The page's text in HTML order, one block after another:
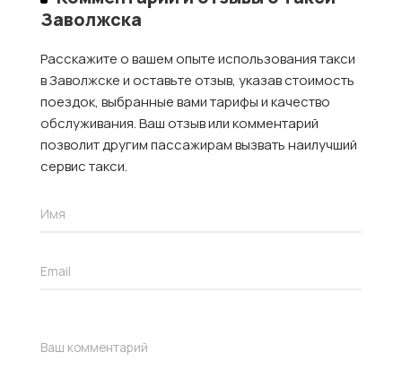
Заволжска
Расскажите о вашем опыте использования такси
в Заволжске и оставьте отзыв, указав стоимость
поездок, выбранные вами тарифы и качество
обслуживания. Ваш отзыв или комментарий
позволит другим пассажирам вызвать наилучший
сервис такси.